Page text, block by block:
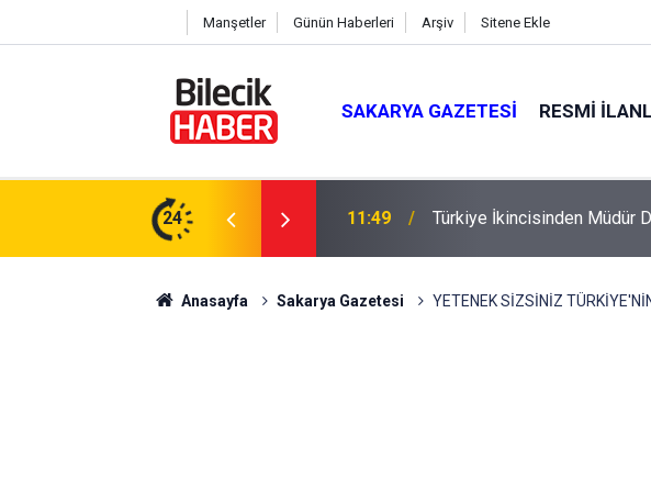
Manşetler Günün Haberleri Arşiv Sitene Ekle
SAKARYA GAZETESI RESMI
24 11:37 Vali Sözer Vatandaşlarla Bir
Anasayfa Sakarya Gazetesi YETENEK SİZSİNİZ